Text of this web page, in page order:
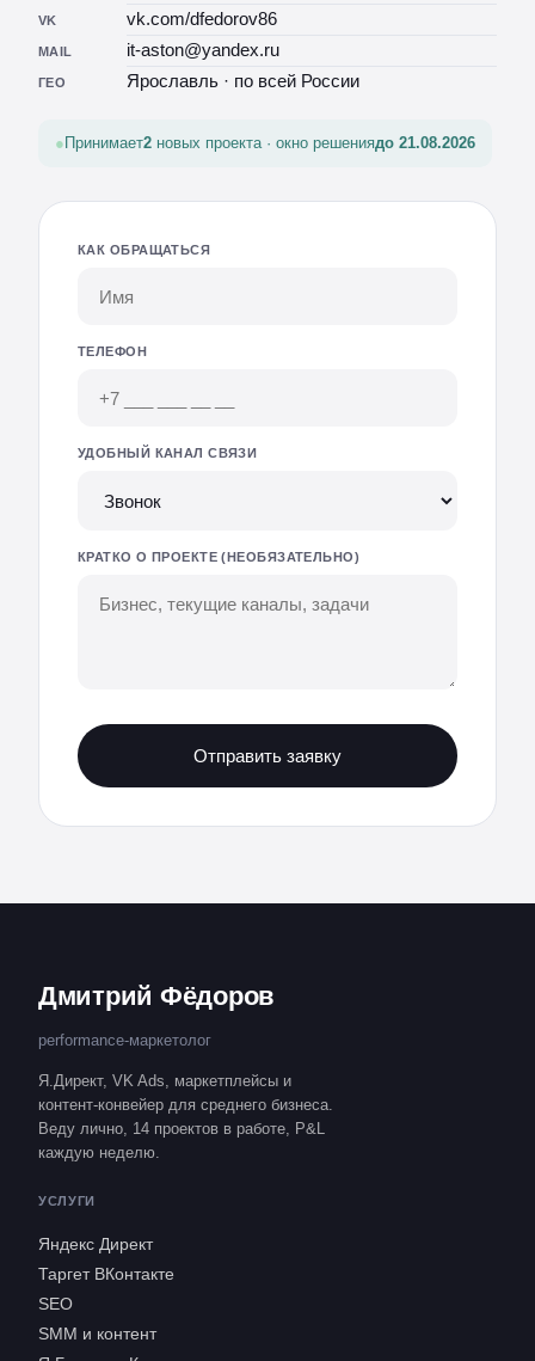
VK vk.com/dfedorov86
MAIL it-aston@yandex.ru
ГЕО Ярославль · по всей России
Принимает2 новых проекта · окно решениядо 21.08.2026
КАК ОБРАЩАТЬСЯ
ТЕЛЕФОН
УДОБНЫЙ КАНАЛ СВЯЗИ
КРАТКО О ПРОЕКТЕ (НЕОБЯЗАТЕЛЬНО)
Отправить заявку
Дмитрий Фёдоров
performance-маркетолог
Я.Директ, VK Ads, маркетплейсы и
контент-конвейер для среднего бизнеса.
Веду лично, 14 проектов в работе, P&L
каждую неделю.
УСЛУГИ
Яндекс Директ
Таргет ВКонтакте
SEO
SMM и контент